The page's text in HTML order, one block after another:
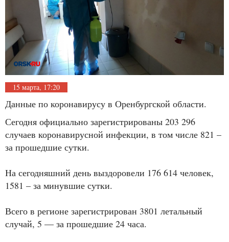
15 марта, 17:20
Данные по коронавирусу в Оренбургской области.
Сегодня официально зарегистрированы 203 296
случаев коронавирусной инфекции, в том числе 821 –
за прошедшие сутки.
На сегодняшний день выздоровели 176 614 человек,
1581 – за минувшие сутки.
Всего в регионе зарегистрирован 3801 летальный
случай, 5 — за прошедшие 24 часа.